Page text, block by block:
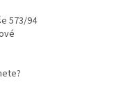
573/94